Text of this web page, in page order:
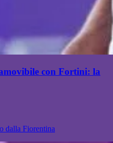
con Fortini: la
dalla Fiorentina